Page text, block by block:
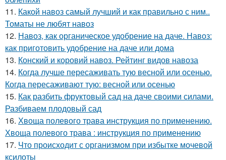
11. Какой навоз самый лучший и как правильно с ним..
Томаты не любят навоз
12. Навоз, как органическое удобрение на даче. Навоз:
как приготовить удобрение на даче или дома
13. Конский и коровий навоз. Рейтинг видов навоза
14. Когда лучше пересаживать тую весной или осенью.
Когда пересаживают тую: весной или осенью
15. Как разбить фруктовый сад на даче своими силами.
Разбиваем плодовый сад
16. Хвоща полевого трава инструкция по применению.
Хвоща полевого трава : инструкция по применению
17. Что происходит с организмом при избытке мочевой
ксилоты